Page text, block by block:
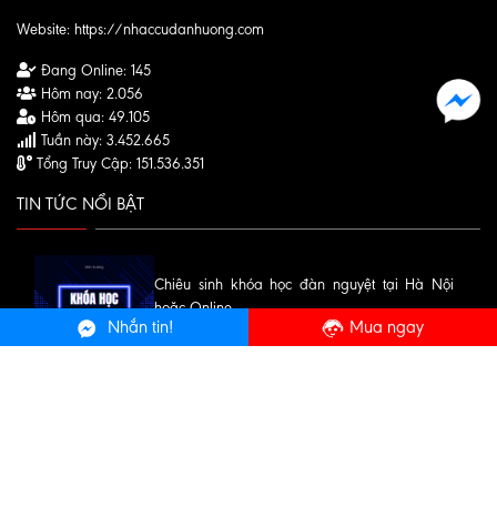
Nhắn tin! Mua ngay
Website: https://nhaccudanhuong.com
Đang Online: 145
Hôm nay: 2.056
Hôm qua: 49.105
Tuần này: 3.452.665
Tổng Truy Cập: 151.536.351
TIN TỨC NỔI BẬT
Chiêu sinh khóa học đàn nguyệt tại Hà Nội
hoặc Online